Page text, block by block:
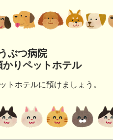
ぶつ病院
りペットホテル
トホテルに預けましょう。